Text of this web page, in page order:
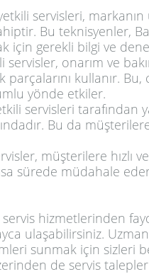
servisleri,
Bu teknisyenler,
için gerekli bilgi ve
servisler, onarım ve
kullanır. Bu,
yönde etkiler.
servisleri tarafından
Bu da
müşterilere hızlı
sürede müdahale
servis hizmetlerinden
ulaşabilirsiniz.
sunmak için sizleri
de servis